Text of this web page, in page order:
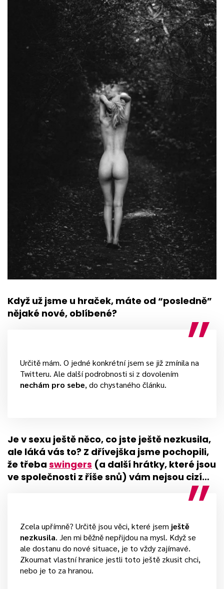
Když už jsme u hraček, máte od “posledně”
nějaké nové, oblíbené?
Určitě mám. O jedné konkrétní jsem se již zmínila na
Twitteru. Ale další podrobnosti si z dovolením
nechám pro sebe, do chystaného článku.
Je v sexu ještě něco, co jste ještě nezkusila,
ale láká vás to? Z dřívejška jsme pochopili,
že třeba swingers (a další hrátky, které jsou
ve společnosti z říše snů) vám nejsou cizí…
Zcela upřímně? Určitě jsou věci, které jsem ještě
nezkusila. Jen mi běžně nepřijdou na mysl. Když se
ale dostanu do nové situace, je to vždy zajímavé.
Zkoumat vlastní hranice jestli toto ještě zkusit chci,
nebo je to za hranou.